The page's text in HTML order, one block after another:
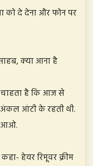
को दे देना और फोन पर
क्या आना है
चाहता है कि आज से
आंटी के रहती थी.
आओ.
हेयर रिमूवर क्रीम